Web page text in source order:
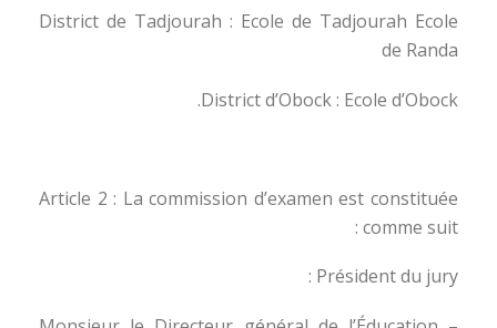
District de Tadjourah : Ecole de Tadjourah Ecole
de Randa
District d’Obock : Ecole d’Obock.
Article 2 : La commission d’examen est constituée
comme suit :
Président du jury :